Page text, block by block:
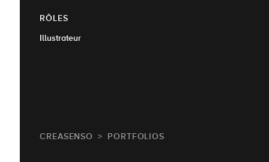
RÔLES
Illustrateur
CREASENSO PORTFOLIOS